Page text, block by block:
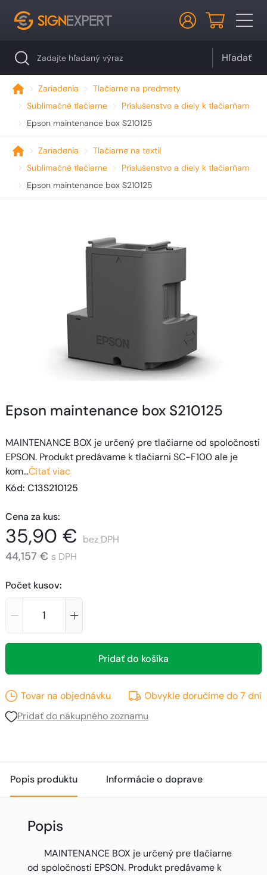
Hľadať
Zariadenia
Tlačiarne na predmety
Sublimačné tlačiarne
Príslušenstvo a diely k tlačiarňam
Epson maintenance box S210125
Zariadenia
Tlačiarne na textil
Sublimačné tlačiarne
Príslušenstvo a diely k tlačiarňam
Epson maintenance box S210125
Epson maintenance box S210125
MAINTENANCE BOX je určený pre tlačiarne od spoločnosti
EPSON. Produkt predávame k tlačiarni SC-F100 ale je
kom…Čítať viac
Kód: C13S210125
Cena za kus:
35,90 € bez DPH
44,157 € s DPH
Počet kusov:
Pridať do košíka
Tovar na objednávku Obvykle doručíme do7 dní
Pridať do nákupného zoznamu
Popis produktu Informácie o doprave
Popis
MAINTENANCE BOX je určený pre tlačiarne
od spoločnosti EPSON. Produkt predávame k